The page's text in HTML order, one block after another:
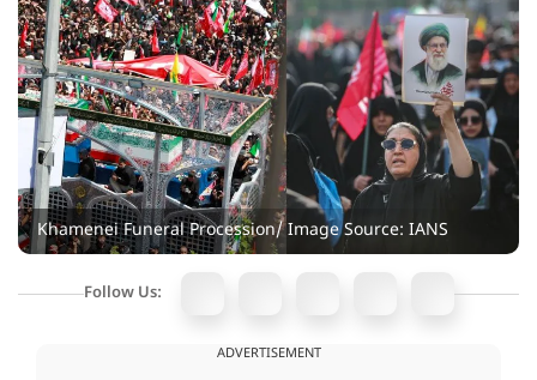
Khamenei Funeral Procession/ Image Source: IANS
Follow Us:
ADVERTISEMENT